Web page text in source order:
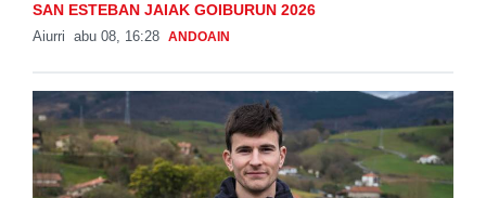
SAN ESTEBAN JAIAK GOIBURUN 2026
Aiurri abu 08, 16:28 ANDOAIN